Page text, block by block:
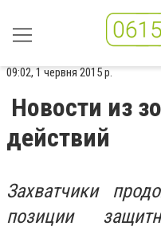
09:02, 1 червня 2015 р.
Новости из
действий
Захватчики
позиции